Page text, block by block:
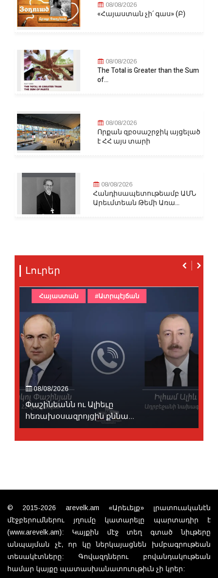
08/08/2026
«Հայաստան չի՛ գաս» (Բ)
08/08/2026
The Total is Greater than the Sum
of...
08/08/2026
Որքան զբօսաշրջիկ այցելած
է ՀՀ այս տարի
08/08/2026
Հանդիսապետութեամբ ԱՄՆ
Արեւմտեան Թեմի Առա...
Լուրեր
08/08/2026
Փաշինեանն ու Ալիեւը
հեռախօսազրոյցին քննա...
Հայաստան #Ատրպէյճան
© 2015-2026 arevelk.am «Արեւելք» լրատուականէն
մէջբերումներու յղումը կատարելը պարտադիր է
(www.arevelk.am): Կայքին մէջ տեղ գտած նիւթերը
անպայման չէ, որ կը ներկայացնեն խմբագրութեան
տեսակէտները: Գովազդներու բովանդակութեան
համար կայքը պատասխանատուութիւն չի կրեր: